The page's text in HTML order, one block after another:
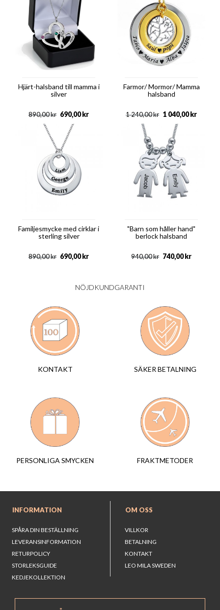
Hjärt-halsband till mamma i
silver
kr
890,00 kr
690,00
Farmor/ Mormor/ Mamma
halsband
kr
1 240,00 kr
1 040,00
Familjesmycke med cirklar i
sterling silver
kr
890,00 kr
690,00
"Barn som håller hand"
berlock halsband
kr
940,00 kr
740,00
NÖJDKUNDGARANTI
KONTAKT SÄKER BETALNING
PERSONLIGA SMYCKEN FRAKTMETODER
INFORMATION
SPÅRA DIN BESTÄLLNING
LEVERANSINFORMATION
RETURPOLICY
STORLEKSGUIDE
KEDJEKOLLEKTION
OM OSS
VILLKOR
BETALNING
KONTAKT
LEO MILA SWEDEN